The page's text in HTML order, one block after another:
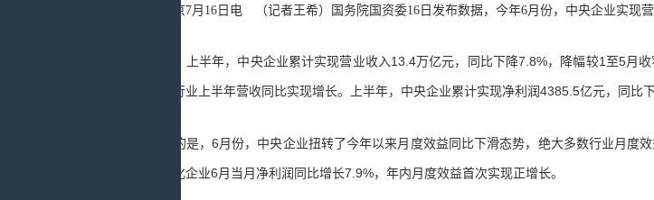
据新华社北京7月16日电 （记者王希）国务院国资委16日发布数据，今年6月份，中央企业实现营
统计显示，上半年，中央企业累计实现营业收入13.4万亿元，同比下降7.8%，降幅较1至5月收
汽车、通信等行业上半年营收同比实现增长。上半年，中央企业累计实现净利润4385.5亿元，同
值得关注的是，6月份，中央企业扭转了今年以来月度效益同比下滑态势，绝大多数行业月度
10%；石油石化企业6月当月净利润同比增长7.9%，年内月度效益首次实现正增长。